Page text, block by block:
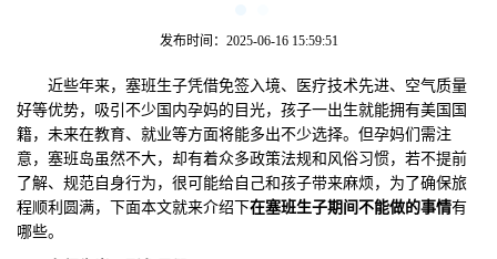
们
评
发布时间：2025-06-16 15:59:51
近些年来，塞班生子凭借免签入境、医疗技术先进、空气质量
好等优势，吸引不少国内孕妈的目光，孩子一出生就能拥有美国国
籍，未来在教育、就业等方面将能多出不少选择。但孕妈们需注
意，塞班岛虽然不大，却有着众多政策法规和风俗习惯，若不提前
了解、规范自身行为，很可能给自己和孩子带来麻烦，为了确保旅
程顺利圆满，下面本文就来介绍下在塞班生子期间不能做的事情有
哪些。